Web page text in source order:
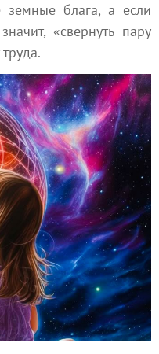
блага, а если
«свернуть пару